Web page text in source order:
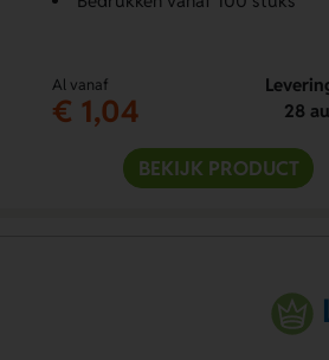
Al vanaf
€ 1,04
28
BEKIJK PRODUCT